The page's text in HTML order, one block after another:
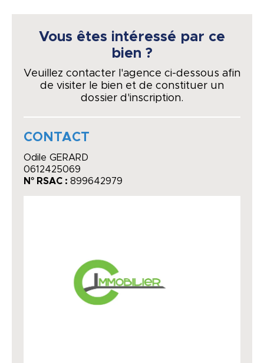
Vous êtes intéressé par ce
bien ?
Veuillez contacter l'agence ci-dessous afin
de visiter le bien et de constituer un
dossier d'inscription.
CONTACT
Odile GERARD
0612425069
N° RSAC : 899642979